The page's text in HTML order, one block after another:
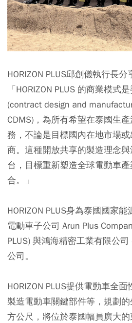
HORIZON PLUS邱創儀執行長分
「HORIZON PLUS 的商業模式
(contract design and
CDMS)，為所有希望在泰國生
務，不論是目標國內在地市場
商。這種開放共享的製造理念
台，目標重新塑造全球電動車
合。」
HORIZON PLUS身為泰國國家
電動車子公司 Arun Plus
PLUS) 與鴻海精密工業有限公司
公司。
HORIZON PLUS提供電動車全
製造電動車關鍵部件等，規劃
方公尺，將位於泰國幅員廣大